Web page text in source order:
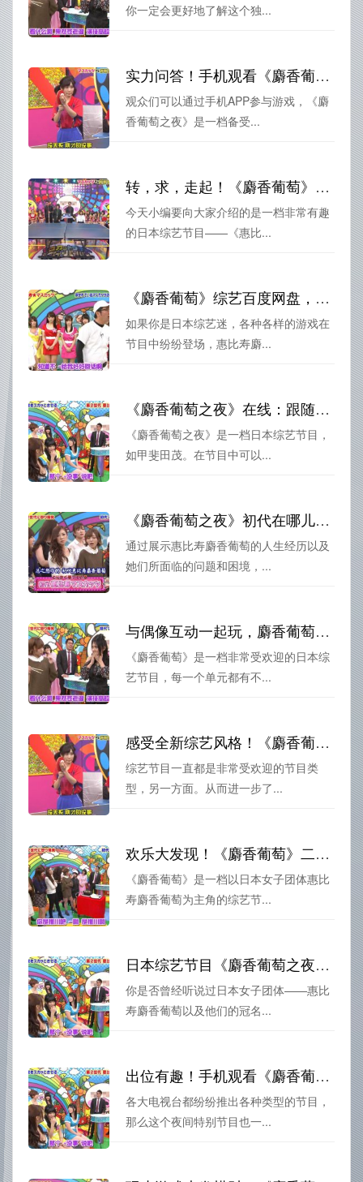
你一定会更好地了解这个独...
实力问答！手机观看《麝香葡萄之夜》搞笑脑力大比拼
观众们可以通过手机APP参与游戏，《麝
香葡萄之夜》是一档备受...
转，求，走起！《麝香葡萄》第一季百度云，拥抱惠比寿麝香葡萄的美好少女时代
今天小编要向大家介绍的是一档非常有趣
的日本综艺节目——《惠比...
《麝香葡萄》综艺百度网盘，陪你笑出腹肌！惠比寿麝香葡萄带你玩转游戏世界
如果你是日本综艺迷，各种各样的游戏在
节目中纷纷登场，惠比寿麝...
《麝香葡萄之夜》在线：跟随惠比寿成员一起体验疯狂而欢快的游戏
《麝香葡萄之夜》是一档日本综艺节目，
如甲斐田茂。在节目中可以...
《麝香葡萄之夜》初代在哪儿看？陪你寻找答案
通过展示惠比寿麝香葡萄的人生经历以及
她们所面临的问题和困境，...
与偶像互动一起玩，麝香葡萄二代全集现场燃爆
《麝香葡萄》是一档非常受欢迎的日本综
艺节目，每一个单元都有不...
感受全新综艺风格！《麝香葡萄》第一季在线观看，日本女团团长的魅力
综艺节目一直都是非常受欢迎的节目类
型，另一方面。从而进一步了...
欢乐大发现！《麝香葡萄》二代综艺解锁最新奇闻异事
《麝香葡萄》是一档以日本女子团体惠比
寿麝香葡萄为主角的综艺节...
日本综艺节目《麝香葡萄之夜》，惠比寿变身闯关者掀热潮
你是否曾经听说过日本女子团体——惠比
寿麝香葡萄以及他们的冠名...
出位有趣！手机观看《麝香葡萄之夜》惠比寿麝香葡萄的特别企划
各大电视台都纷纷推出各种类型的节目，
那么这个夜间特别节目也一...